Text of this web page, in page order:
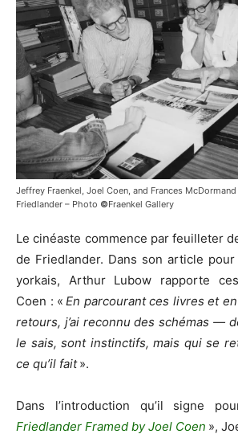
Jeffrey Fraenkel, Joel Coen, and Frances
Friedlander – Photo ©Fraenkel Gallery
Le cinéaste commence par feuilleter
de Friedlander. Dans son article
yorkais, Arthur Lubow rapporte
Coen : « En parcourant ces livres et
retours, j’ai reconnu des schémas —
le sais, sont instinctifs, mais qui se
ce qu’il fait».
Dans l’introduction qu’il signe
Friedlander Framed by Joel Coen »,